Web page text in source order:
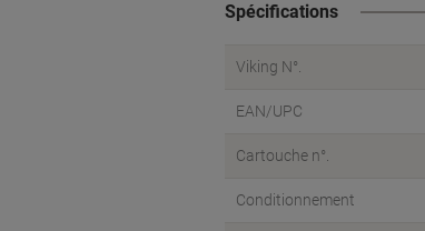
Spécifications
Viking N°.
EAN/UPC
Cartouche n°.
Conditionnement